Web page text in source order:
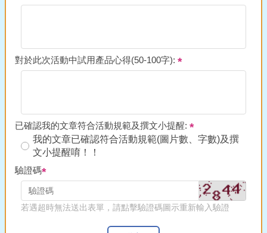
對於此次活動中試用產品心得(50-100字):
已確認我的文章符合活動規範及撰文小提醒:
我的文章已確認符合活動規範(圖片數、字數)及撰
文小提醒唷！！
驗證碼
若遇超時無法送出表單，請點擊驗證碼圖示重新輸入驗證